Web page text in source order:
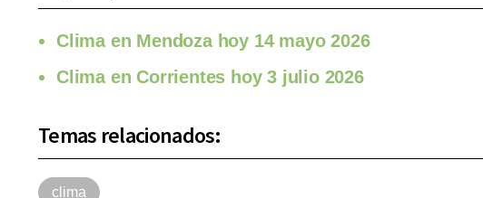
Clima en Mendoza hoy 14 mayo 2026
Clima en Corrientes hoy 3 julio 2026
Temas relacionados:
clima